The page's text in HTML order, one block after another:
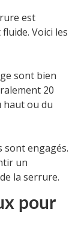
est
Voici les
sont bien
20
haut ou du
sont engagés.
un
la serrure.
pour